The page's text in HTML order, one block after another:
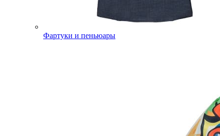
Фартуки и пеньюары